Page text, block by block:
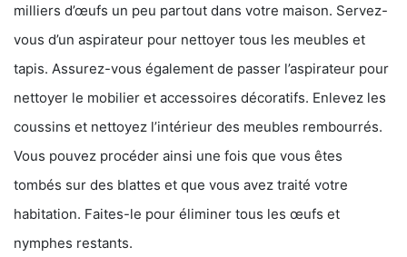
milliers d’œufs un peu partout dans votre maison. Servez-
vous d’un aspirateur pour nettoyer tous les meubles et
tapis. Assurez-vous également de passer l’aspirateur pour
nettoyer le mobilier et accessoires décoratifs. Enlevez les
coussins et nettoyez l’intérieur des meubles rembourrés.
Vous pouvez procéder ainsi une fois que vous êtes
tombés sur des blattes et que vous avez traité votre
habitation. Faites-le pour éliminer tous les œufs et
nymphes restants.